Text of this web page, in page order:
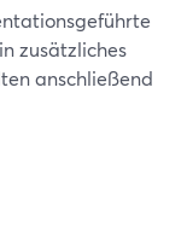
zusätzliches
anschließend